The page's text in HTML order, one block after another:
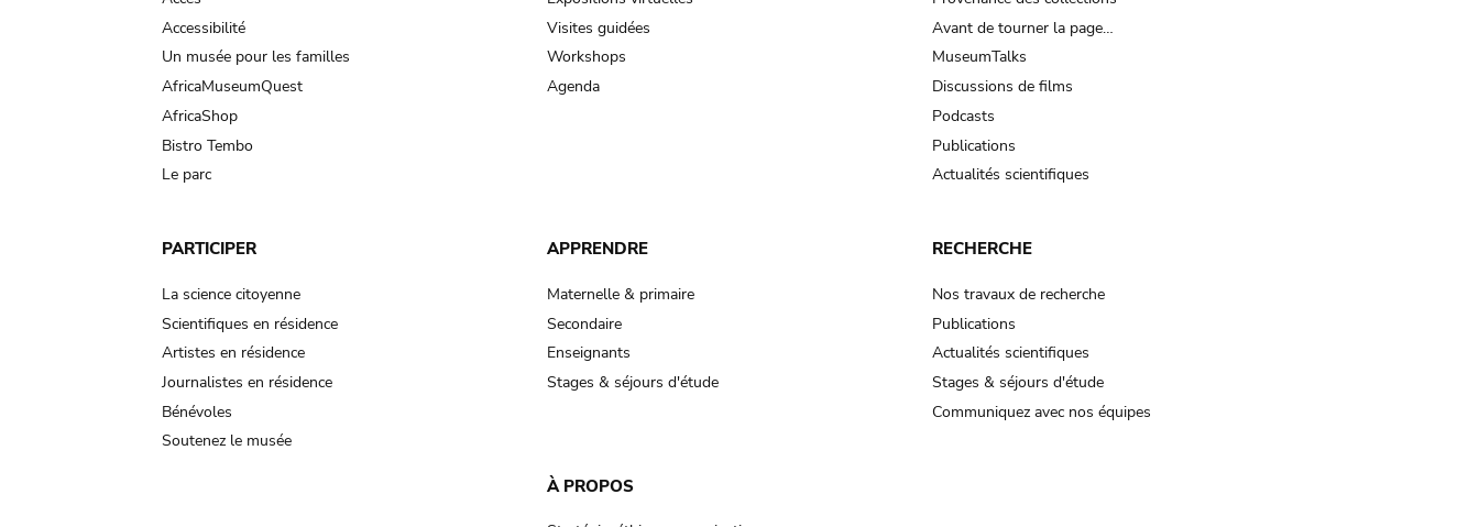
Accessibilité
Un musée pour les familles
AfricaMuseumQuest
AfricaShop
Bistro Tembo
Le parc
Visites guidées
Workshops
Agenda
Avant de tourner la page…
MuseumTalks
Discussions de films
Podcasts
Publications
Actualités scientifiques
PARTICIPER
La science citoyenne
Scientifiques en résidence
Artistes en résidence
Journalistes en résidence
Bénévoles
Soutenez le musée
APPRENDRE
Maternelle & primaire
Secondaire
Enseignants
Stages & séjours d'étude
RECHERCHE
Nos travaux de recherche
Publications
Actualités scientifiques
Stages & séjours d'étude
Communiquez avec nos équipes
À PROPOS